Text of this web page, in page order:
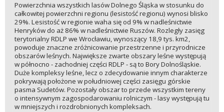
Powierzchnia wszystkich lasów Dolnego Śląska w stosunku do
całkowitej powierzchni regionu (lesistość regionu) wynosi blisko
29%. Lesistość w regionie waha się od 9% w nadleśnictwie
Henryków do aż 86% w nadleśnictwie Ruszów. Rozległy zasięg
terytorialny RDLP we Wrocławiu, wynoszący 18,9 tys. km2,
powoduje znaczne zróżnicowanie przestrzenne i przyrodnicze
obszarów leśnych. Największe zwarte obszary leśne występują
w północno - zachodniej części RDLP - są to Bory Dolnośląskie.
Duże kompleksy leśne, lecz o zdecydowanie innym charakterze
pokrywają położone w południowej części zasięgu górskie
pasma Sudetów. Pozostały obszar to przede wszystkim tereny
o intensywnym zagospodarowaniu rolniczym - lasy występują tu
w mniejszych i rozdrobnionych kompleksach.